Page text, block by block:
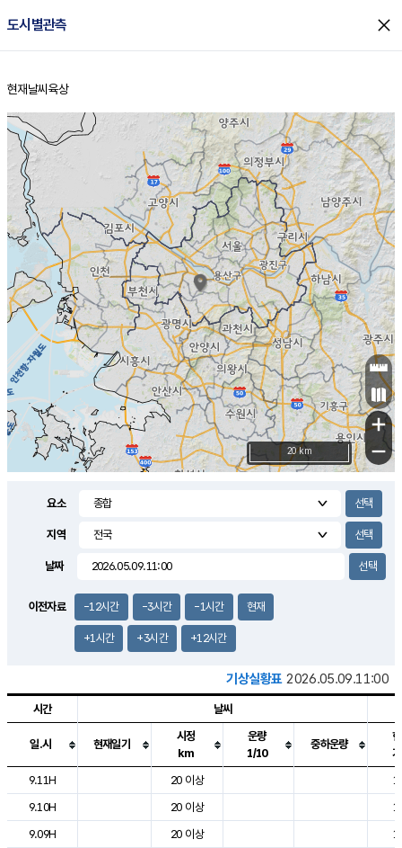
도시별관측 close
홈
현재날씨 육상
+
−
20 km
요소
지역
날짜
이전자료 -12시간 -3시간 -1시간 현재
+1시간 +3시간 +12시간
기상실황표 2026.05.09.11:00
도시별 기상실황표로 지점, 날씨, 기온, 강수, 바람, 기압등을 안내한 표입
시간 날씨
일.시 현재일기
시정
km
운량
1/10
중하운량
9.11H
20 이상
9.10H
20 이상
9.09H
20 이상